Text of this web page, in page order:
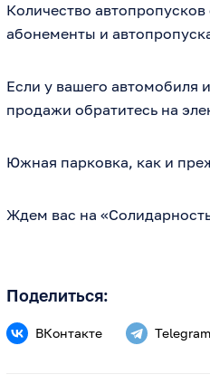
Количество
абонементы и
Если у вашего автомобиля
продажи обратитесь на
Южная парковка, как и
Ждем вас на
Поделиться:
ВКонтакте Telegram